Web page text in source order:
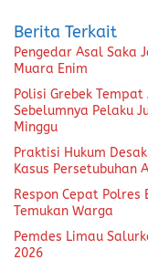
Berita Terkait
Pengedar Asal Saka
Muara Enim
Polisi Grebek
Sebelumnya Pelaku
Minggu
Praktisi Hukum
Kasus Persetubuhan
Respon Cepat
Temukan Warga
Pemdes Limau
2026